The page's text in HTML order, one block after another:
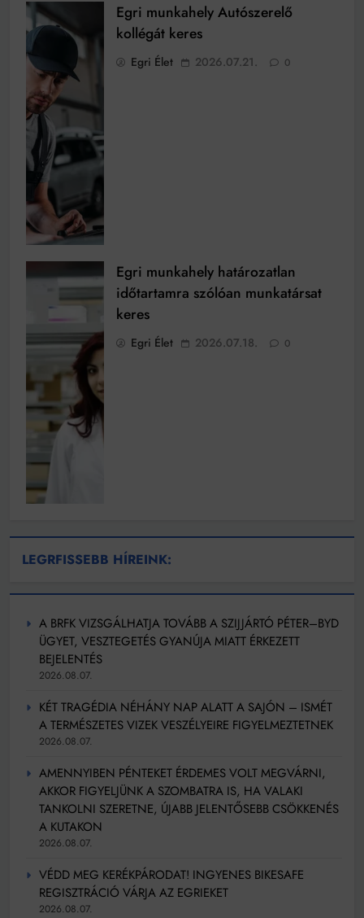
Egri munkahely Autószerelő
kollégát keres
Egri Élet 2026.07.21. 0
Egri munkahely határozatlan
időtartamra szólóan munkatársat
keres
Egri Élet 2026.07.18. 0
LEGRFISSEBB HÍREINK:
A BRFK VIZSGÁLHATJA TOVÁBB A SZIJJÁRTÓ PÉTER–BYD
ÜGYET, VESZTEGETÉS GYANÚJA MIATT ÉRKEZETT
BEJELENTÉS
2026.08.07.
KÉT TRAGÉDIA NÉHÁNY NAP ALATT A SAJÓN – ISMÉT
A TERMÉSZETES VIZEK VESZÉLYEIRE FIGYELMEZTETNEK
2026.08.07.
AMENNYIBEN PÉNTEKET ÉRDEMES VOLT MEGVÁRNI,
AKKOR FIGYELJÜNK A SZOMBATRA IS, HA VALAKI
TANKOLNI SZERETNE, ÚJABB JELENTŐSEBB CSÖKKENÉS
A KUTAKON
2026.08.07.
VÉDD MEG KERÉKPÁRODAT! INGYENES BIKESAFE
REGISZTRÁCIÓ VÁRJA AZ EGRIEKET
2026.08.07.